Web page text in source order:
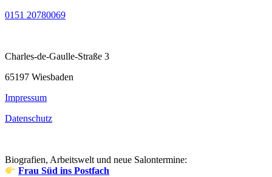
0151 20780069
Charles-de-Gaulle-Straße 3
65197 Wiesbaden
Impressum
Datenschutz
Biografien, Arbeitswelt und neue Salontermine:
Frau Süd ins Postfach